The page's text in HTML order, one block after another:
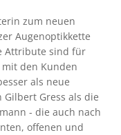
zum neuen
Augenoptikkette
Attribute sind für
mit den Kunden
als neue
Gress als die
- die auch nach
offenen und